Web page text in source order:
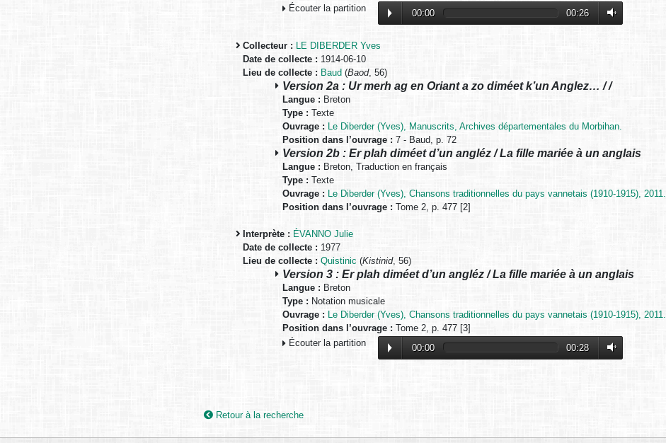
Écouter la partition
00:00 00:26
Collecteur : LE DIBERDER Yves
Date de collecte : 1914-06-10
Lieu de collecte : Baud (Baod, 56)
Version 2a : Ur merh ag en Oriant a zo diméet k’un Anglez… / /
Langue : Breton
Type : Texte
Ouvrage : Le Diberder (Yves), Manuscrits, Archives départementales du Morbihan.
Position dans l’ouvrage : 7 - Baud, p. 72
Version 2b : Er plah diméet d’un angléz / La fille mariée à un anglais
Langue : Breton, Traduction en français
Type : Texte
Ouvrage : Le Diberder (Yves), Chansons traditionnelles du pays vannetais (1910-1915), 2011.
Position dans l’ouvrage :Tome 2, p. 477 [2]
Interprète : ÉVANNO Julie
Date de collecte : 1977
Lieu de collecte : Quistinic (Kistinid, 56)
Version 3 : Er plah diméet d’un angléz / La fille mariée à un anglais
Langue : Breton
Type : Notation musicale
Ouvrage : Le Diberder (Yves), Chansons traditionnelles du pays vannetais (1910-1915), 2011.
Position dans l’ouvrage :Tome 2, p. 477 [3]
Écouter la partition
00:00 00:28
Retour à la recherche